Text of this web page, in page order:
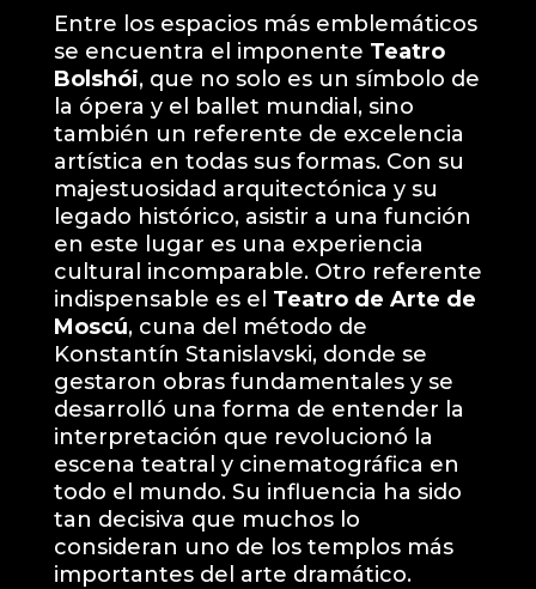
Entre los espacios más emblemáticos
se encuentra el imponente Teatro
Bolshói, que no solo es un símbolo de
la ópera y el ballet mundial, sino
también un referente de excelencia
artística en todas sus formas. Con su
majestuosidad arquitectónica y su
legado histórico, asistir a una función
en este lugar es una experiencia
cultural incomparable. Otro referente
indispensable es el Teatro de Arte de
Moscú, cuna del método de
Konstantín Stanislavski, donde se
gestaron obras fundamentales y se
desarrolló una forma de entender la
interpretación que revolucionó la
escena teatral y cinematográfica en
todo el mundo. Su influencia ha sido
tan decisiva que muchos lo
consideran uno de los templos más
importantes del arte dramático.